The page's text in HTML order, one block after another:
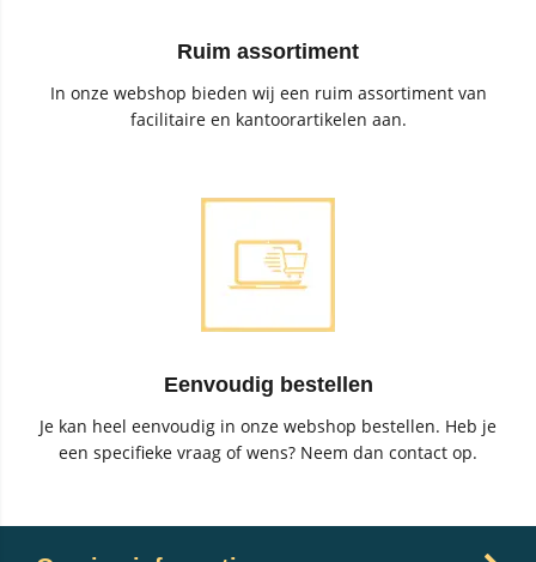
Ruim assortiment
In onze webshop bieden wij een ruim assortiment van
facilitaire en kantoorartikelen aan.
Eenvoudig bestellen
Je kan heel eenvoudig in onze webshop bestellen. Heb je
een specifieke vraag of wens? Neem dan contact op.